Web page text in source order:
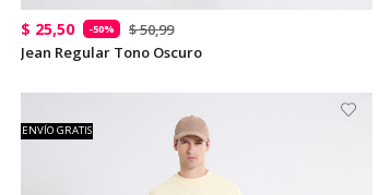
$ 25,50 -50%
$ 50,99
Jean Regular Tono Oscuro
ENVÍO GRATIS